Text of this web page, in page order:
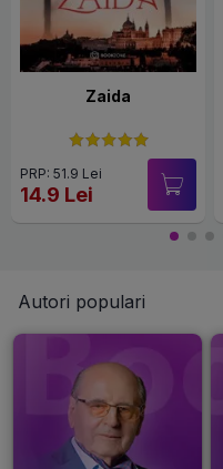
Zaida
PRP: 51.9 Lei
14.9 Lei
Autori populari